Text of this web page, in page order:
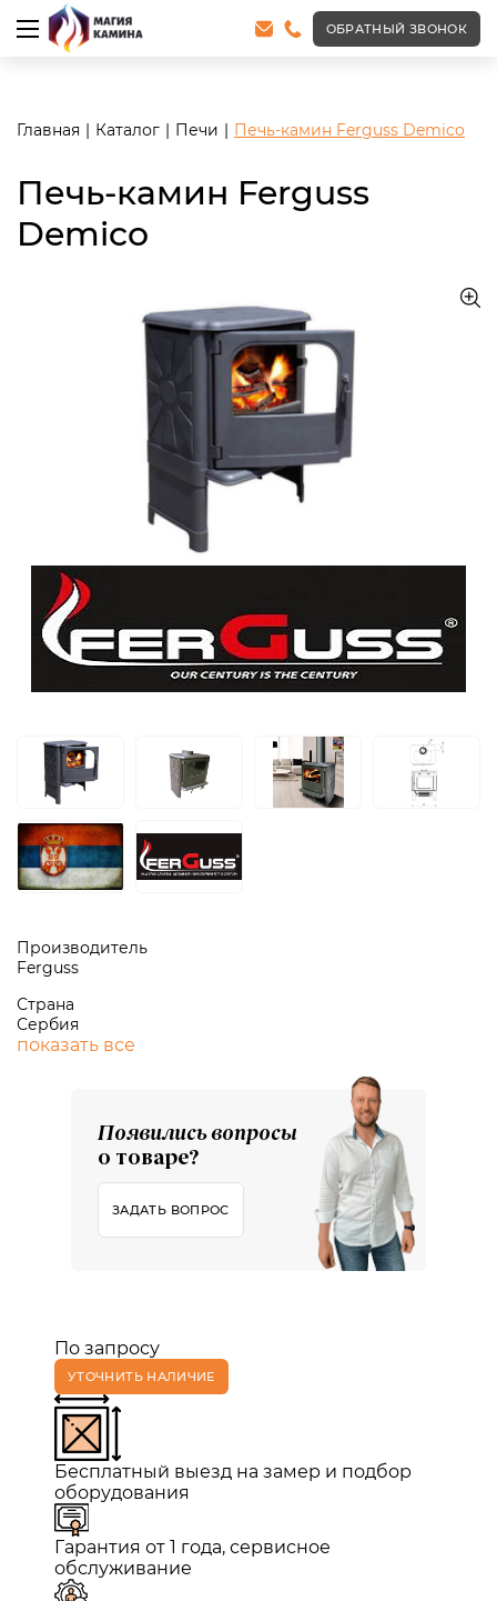
<meta name="robots" content="noindex, follow"/>
ОБРАТНЫЙ ЗВОНОК
Главная Каталог Печи Печь-камин Ferguss Demico
Печь-камин Ferguss
Demico
Производитель
Ferguss
Страна
Сербия
показать все
Появились вопросы
о товаре?
ЗАДАТЬ ВОПРОС
По запросу
УТОЧНИТЬ НАЛИЧИЕ
Бесплатный выезд на замер и подбор
оборудования
Гарантия от 1 года, сервисное
обслуживание